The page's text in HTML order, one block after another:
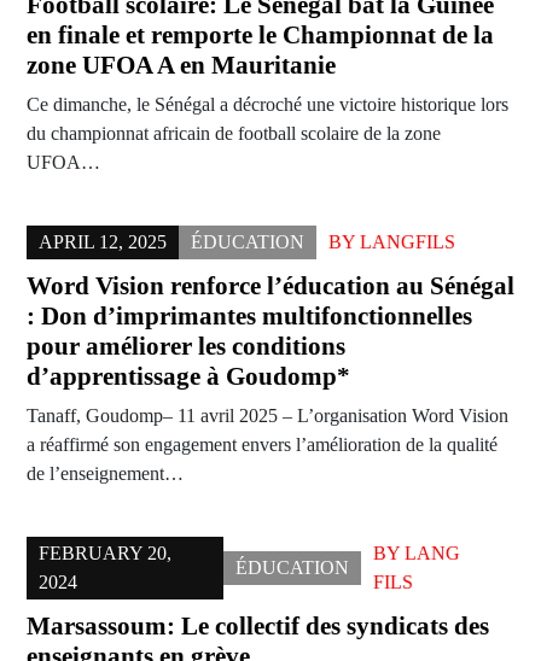
en finale et remporte le Championnat de la
zone UFOA A en Mauritanie
Ce dimanche, le Sénégal a décroché une victoire historique lors
du championnat africain de football scolaire de la zone
UFOA…
APRIL 12, 2025 ÉDUCATION BY LANGFILS
Word Vision renforce l’éducation au Sénégal
: Don d’imprimantes multifonctionnelles
pour améliorer les conditions
d’apprentissage à Goudomp*
Tanaff, Goudomp– 11 avril 2025 – L’organisation Word Vision
a réaffirmé son engagement envers l’amélioration de la qualité
de l’enseignement…
FEBRUARY 20,
2024
ÉDUCATION
BYLANG
FILS
Marsassoum: Le collectif des syndicats des